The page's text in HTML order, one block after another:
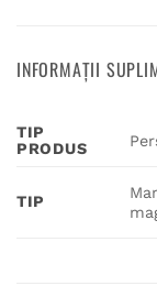
INFORMAȚII
TIP
PRODUS
TIP